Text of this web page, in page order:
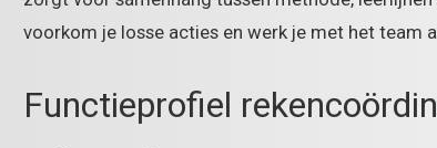
voorkom je losse acties en werk je met het team
Functieprofiel